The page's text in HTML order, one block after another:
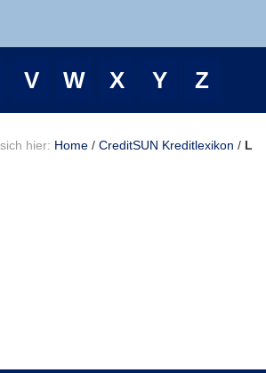
V W X Y Z
hier: Home / CreditSUN Kreditlexikon / L